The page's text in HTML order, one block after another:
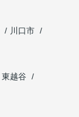
川口市
東越谷